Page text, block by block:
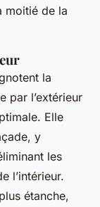
moitié de la
la
par l’extérieur
Elle
y
les
l’intérieur.
étanche,